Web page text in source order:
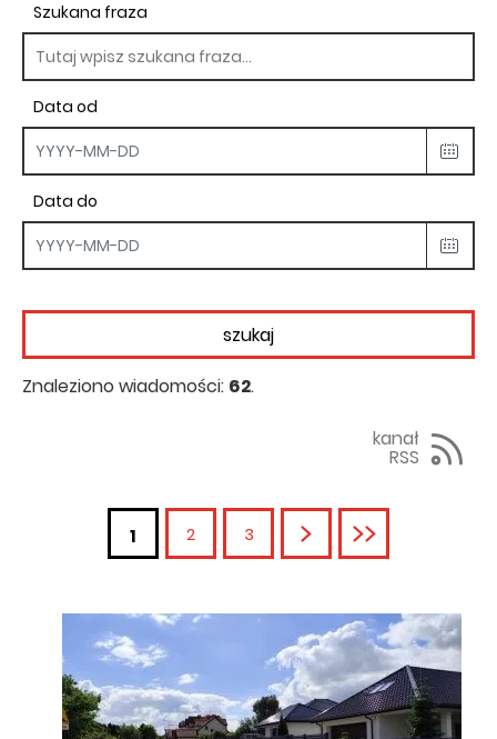
Szukana fraza
Data od
Data do
Znaleziono wiadomości: 62.
kanał
RSS
1 2 3 Następna